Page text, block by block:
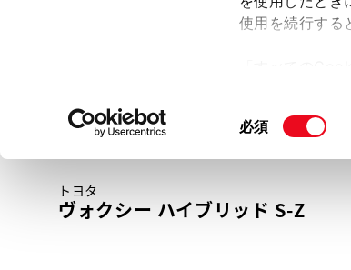
使用を続行する
て」をご覧くだ
同
択
必須
トヨタ認定中古車の魅力 3つ
トヨタ
ヴォクシー ハイブリッド S-Z